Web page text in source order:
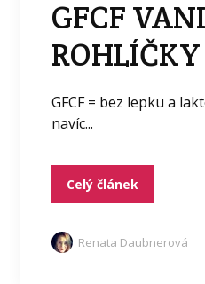
GFCF
ROHLÍČKY
GFCF = bez lepku a
navíc...
Celý článek
Renata Daubnerová